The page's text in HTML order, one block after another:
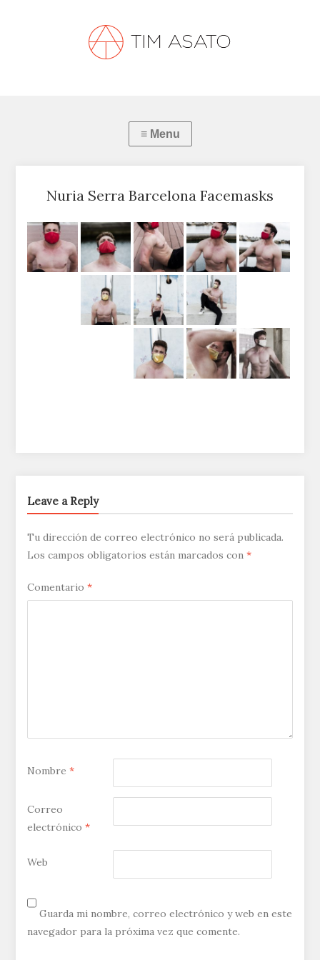
Nuria Serra Barcelona Facemasks
Leave a Reply
Tu dirección de correo electrónico no será publicada.
Los campos obligatorios están marcados con*
Comentario*
Nombre*
Correo
electrónico*
Web
Guarda mi nombre, correo electrónico y web en este
navegador para la próxima vez que comente.